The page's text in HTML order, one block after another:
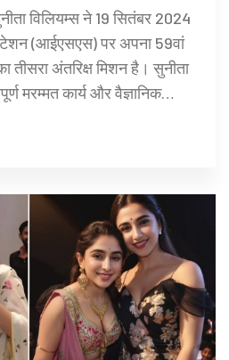
विलियम्स ने 19 सितंबर 2024
स्टेशन (आईएसएस) पर अपना 59वां
तीसरा अंतरिक्ष मिशन है। सुनीता
मरम्मत कार्य और वैज्ञानिक
महत्वपूर्ण कामों को अंजाम